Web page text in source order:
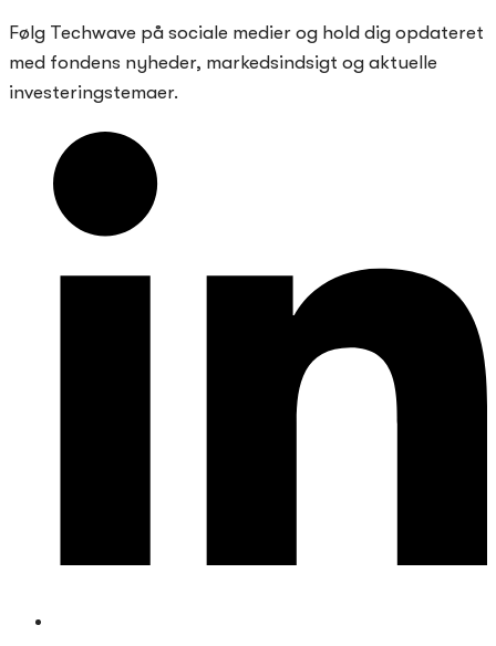
Følg Techwave på sociale medier og hold dig opdateret
med fondens nyheder, markedsindsigt og aktuelle
investeringstemaer.